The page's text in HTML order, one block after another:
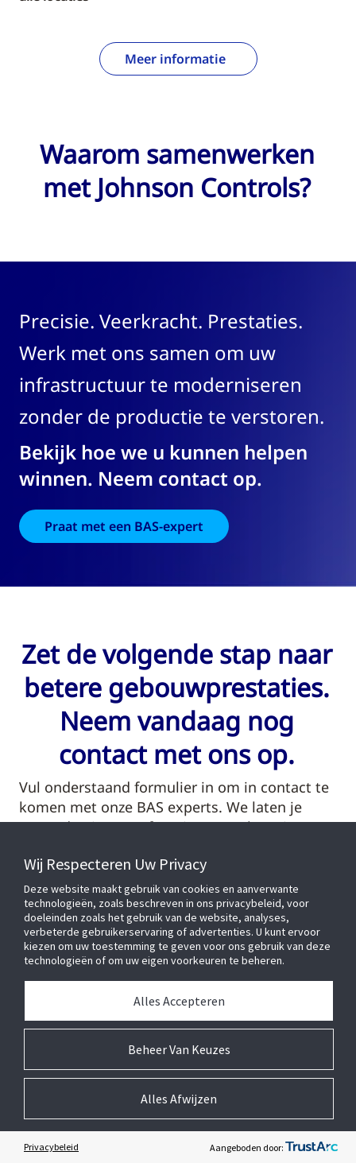
Meer informatie
Waarom samenwerken
met Johnson Controls?
Precisie. Veerkracht. Prestaties.
Werk met ons samen om uw
infrastructuur te moderniseren
zonder de productie te verstoren.
Bekijk hoe we u kunnen helpen
winnen. Neem contact op.
Praat met een BAS-expert
Zet de volgende stap naar
betere gebouwprestaties.
Neem vandaag nog
contact met ons op.
Vul onderstaand formulier in om in contact te
komen met onze BAS experts. We laten je
graag de nieuwste functies en verbeteringen
VOORNAAM*
ACHTERNAAM*
ZAKELIJKE TELEFOON*
Wij Respecteren Uw Privacy
Deze website maakt gebruik van cookies en aanverwante
technologieën, zoals beschreven in ons privacybeleid, voor
doeleinden zoals het gebruik van de website, analyses,
verbeterde gebruikerservaring of advertenties. U kunt ervoor
kiezen om uw toestemming te geven voor ons gebruik van deze
technologieën of om uw eigen voorkeuren te beheren.
Beheer Van Keuzes
Alles Accepteren
Alles Afwijzen
Privacybeleid Aangeboden door: